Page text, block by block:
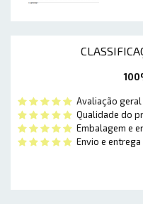
Avaliação geral
Qualidade do
Embalagem e
Envio e entrega